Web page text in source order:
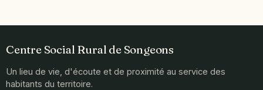
Centre Social Rural de Songeons
Un lieu de vie, d'écoute et de proximité au service des
habitants du territoire.